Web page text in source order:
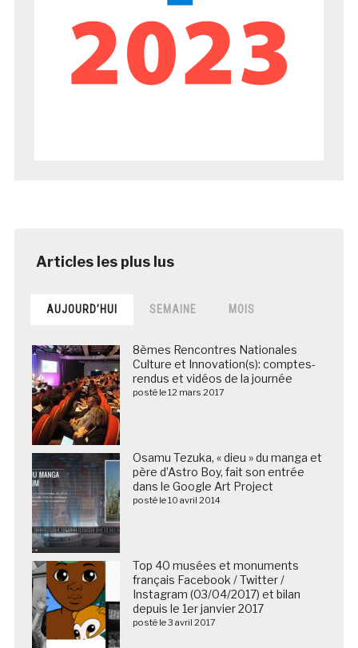
AUJOURD’HUI SEMAINE MOIS
8èmes Rencontres Nationales
Culture et Innovation(s): comptes-
rendus et vidéos de la journée
posté le 12 mars 2017
Osamu Tezuka, « dieu » du manga et
père d’Astro Boy, fait son entrée
dans le Google Art Project
posté le 10 avril 2014
Top 40 musées et monuments
français Facebook / Twitter /
Instagram (03/04/2017) et bilan
depuis le 1er janvier 2017
posté le 3 avril 2017